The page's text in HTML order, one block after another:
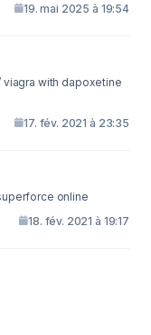
19. mai 2025 à 19:54
17. fév. 2021 à 23:35
kloviagrli.com/ viagra superforce online
18. fév. 2021 à 19:17